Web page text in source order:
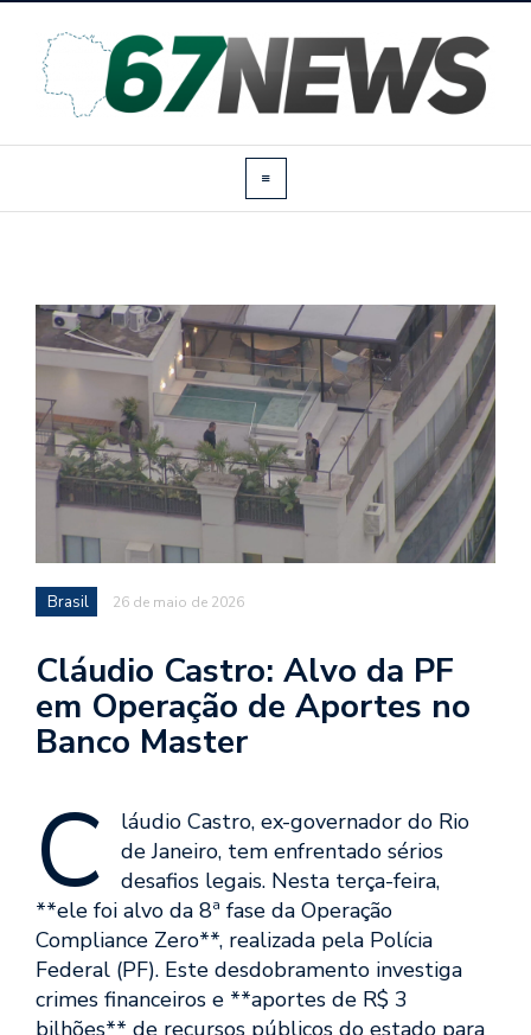
Brasil 26 de maio de 2026
Cláudio Castro: Alvo da PF
em Operação de Aportes no
Banco Master
C
láudio Castro, ex-governador do Rio
de Janeiro, tem enfrentado sérios
desafios legais. Nesta terça-feira,
**ele foi alvo da 8ª fase da Operação
Compliance Zero**, realizada pela Polícia
Federal (PF). Este desdobramento investiga
crimes financeiros e **aportes de R$ 3